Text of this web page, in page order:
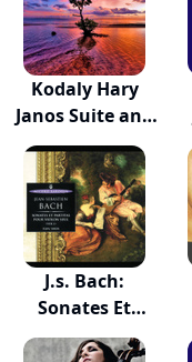
Kodaly Hary
Janos Suite and
A...
J.s. Bach:
Sonates Et
Partita...